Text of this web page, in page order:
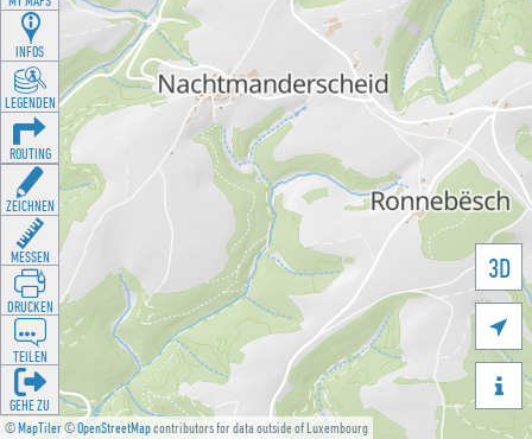
©MapTiler©OpenStreetMapcontributors for data outside of Luxembourg
3D


INFOS
LEGENDEN
ROUTING
ZEICHNEN
MESSEN
DRUCKEN
TEILEN
GEHE ZU